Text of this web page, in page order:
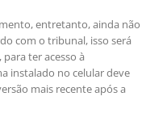
entretanto, ainda não
com o tribunal, isso será
ter acesso à
instalado no celular deve
mais recente após a